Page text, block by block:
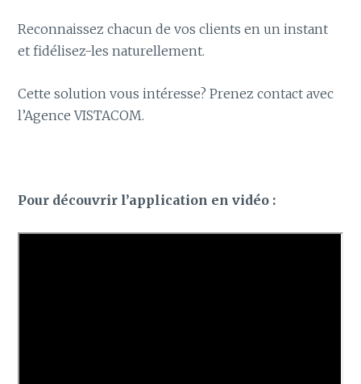
Reconnaissez chacun de vos clients en un instant
et fidélisez-les naturellement.
Cette solution vous intéresse? Prenez contact avec
l’Agence VISTACOM.
Pour découvrir l’application en vidéo :